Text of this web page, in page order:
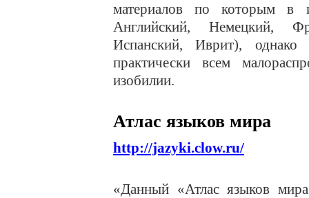
материалов по которым в
Английский, Немецкий,
Испанский, Иврит),
практически всем
изобилии.
Атлас языков мира
http://jazyki.clow.ru/
«Данный «Атлас языков